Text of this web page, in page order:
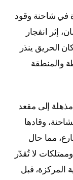
في شاحنة وقود
إثر انفجار
الحريق ينذر
والمنطقة
إلى مقعد
وقادها
مما حال
لا تُقدّر
المركزة، قبل